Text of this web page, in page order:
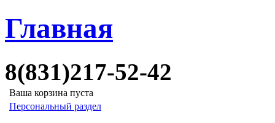
Главная
8(831)217-52-42
Ваша корзина пуста
Персональный раздел